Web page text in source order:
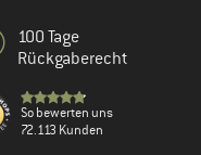
100 Tage
Rückgaberecht
So bewerten uns
72.113 Kunden